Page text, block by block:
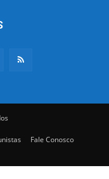
Fale Conosco